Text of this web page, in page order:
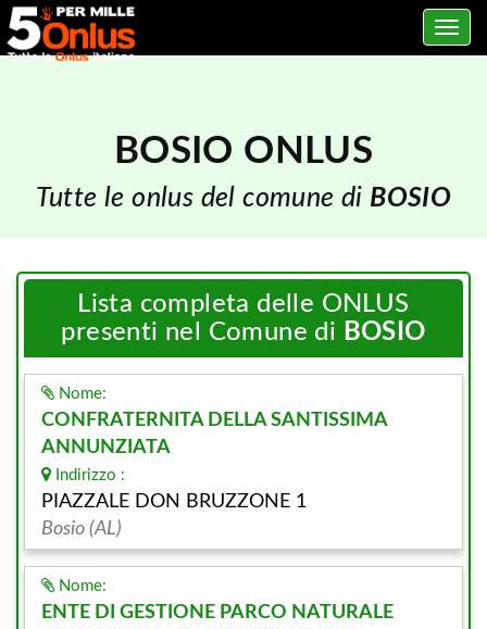
Toggle
BOSIO ONLUS
Tutte le onlus del comune di BOSIO
Lista completa delle ONLUS
presenti nel Comune di BOSIO
Nome:
CONFRATERNITA DELLA SANTISSIMA
ANNUNZIATA
Indirizzo :
PIAZZALE DON BRUZZONE 1
Bosio (AL)
Nome:
ENTE DI GESTIONE PARCO NATURALE